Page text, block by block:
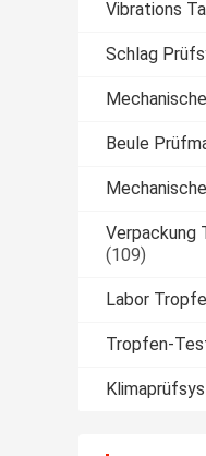
Vibrations
Schlag
Beule
Verpackung
(109)
Labor
Tropfen-